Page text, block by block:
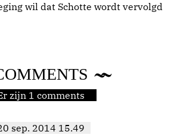
wil dat Schotte wordt vervolgd
zijn 1 comments
sep. 2014 15.49